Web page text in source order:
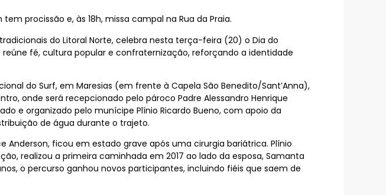
procissão e, às 18h, missa campal na Rua da Praia.
do Litoral Norte, celebra nesta terça-feira (20) o Dia do
reúne fé, cultura popular e confraternização, reforçando a identidade
do Surf, em Maresias (em frente à Capela São Benedito/Sant’Anna),
onde será recepcionado pelo pároco Padre Alessandro Henrique
e organizado pelo munícipe Plínio Ricardo Bueno, com apoio da
de água durante o trajeto.
Anderson, ficou em estado grave após uma cirurgia bariátrica. Plínio
realizou a primeira caminhada em 2017 ao lado da esposa, Samanta
o percurso ganhou novos participantes, incluindo fiéis que saem de